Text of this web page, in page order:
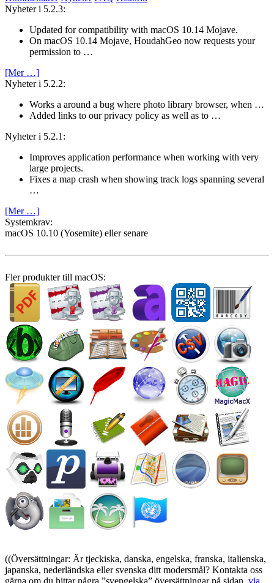
Nyheter i 5.2.3:
Updated for compatibility with macOS 10.14 Mojave.
On macOS 10.14 Mojave, HoudahGeo now requests your
permission to …
[Mer …]
Nyheter i 5.2.2:
Works a around a bug where photo library browser, when …
Added links to our privacy policy as well as to …
Nyheter i 5.2.1:
Improves application performance when working with very
large projects.
Fixes a map crash when showing track logs spanning several
…
[Mer …]
System­krav:
macOS 10.10 (Yosemite) eller senare
Fler produkter till macOS:
((Översättningar: Är tjeckiska, danska, engelska, franska, italienska,
japanska, nederländska eller svenska ditt modersmål? Kontakta oss
gärna om du hittar några
svengelska översättningar på sidan, via